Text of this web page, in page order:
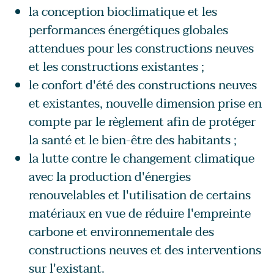
la conception bioclimatique et les
performances énergétiques globales
attendues pour les constructions neuves
et les constructions existantes ;
le confort d'été des constructions neuves
et existantes, nouvelle dimension prise en
compte par le règlement afin de protéger
la santé et le bien-être des habitants ;
la lutte contre le changement climatique
avec la production d'énergies
renouvelables et l'utilisation de certains
matériaux en vue de réduire l'empreinte
carbone et environnementale des
constructions neuves et des interventions
sur l'existant.